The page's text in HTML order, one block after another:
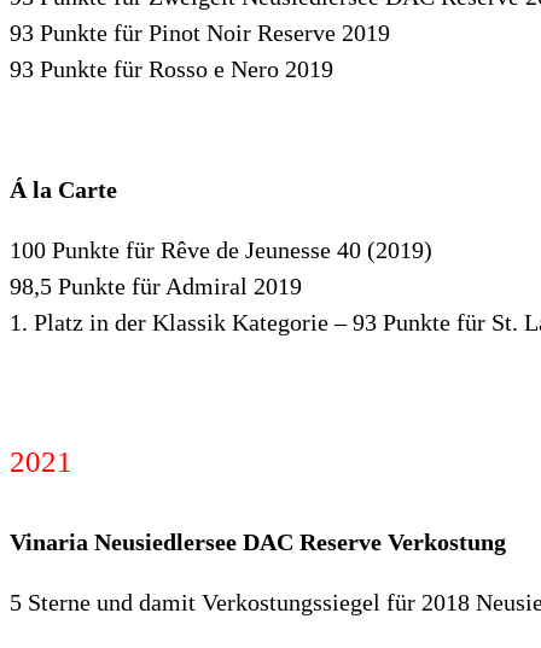
93 Punkte für Pinot Noir Reserve 2019
93 Punkte für Rosso e Nero 2019
Á la Carte
100 Punkte für Rêve de Jeunesse 40 (2019)
98,5 Punkte für Admiral 2019
1. Platz in der Klassik Kategorie – 93 Punkte für St.
2021
Vinaria Neusiedlersee DAC Reserve Verkostung
5 Sterne und damit Verkostungssiegel für 2018